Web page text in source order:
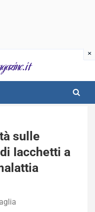
sulle
Iacchetti a